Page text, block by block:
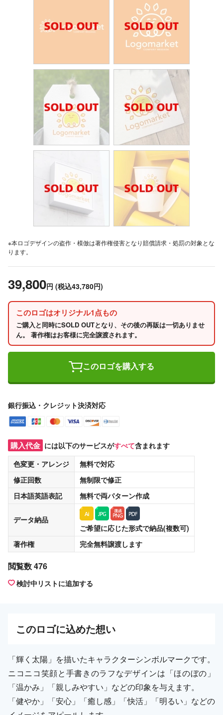
※本ロゴデザインの盗作・模倣は著作権侵害となり賠償請求・処罰の対象とな
ります。
39,800円 (税込43,780円)
このロゴはオリジナル1点もの
ご購入と同時にSOLD OUTとなり、その後の再販は一切ありませ
ん。 著作権はお客様に完全譲渡されます。
このロゴを購入する
銀行振込・クレジット決済対応
購入代金 には以下のサービスがすべて含まれます
色変更・アレンジ
無料で対応
修正回数
無制限で修正
日本語英語表記
無料で両パターン作成
データ納品
ご希望に応じた形式で納品(複数可)
著作権
完全無料譲渡します
閲覧数 476
検討中リストに追加する
このロゴに込めた想い
「輝く太陽」を描いたキャラクターシンボルマークです。
ニコニコ笑顔と手書きのラフなデザインは「ほのぼの」
「温かみ」「親しみやすい」などの印象を与えます。
「健やか」「安心」「癒し感」「快活」「明るい」などの